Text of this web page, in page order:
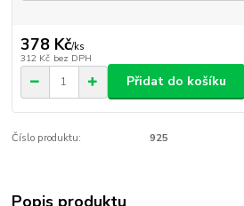
378 Kč/ks
312 Kč bez DPH
Přidat do košíku
Číslo produktu: 925
Popis produktu